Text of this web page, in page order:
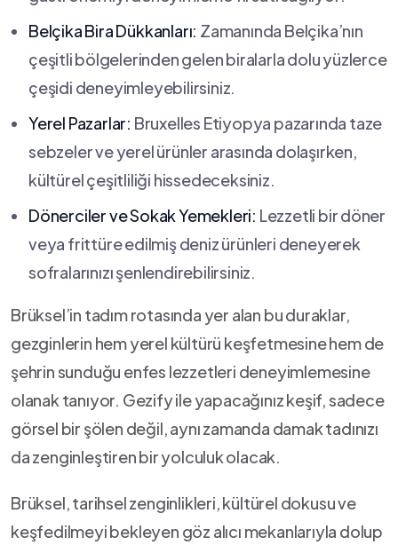
Belçika Bira Dükkanları: Zamanında Belçika’nın
çeşitli ⁢bölgelerinden gelen biralarla dolu yüzlerce
çeşidi deneyimleyebilirsiniz.
Yerel Pazarlar: Bruxelles Etiyopya pazarında taze⁢
sebzeler ve‌ yerel ürünler arasında dolaşırken,
kültürel çeşitliliği hissedeceksiniz.
Dönerciler ve Sokak Yemekleri: Lezzetli bir⁤ döner
veya frittüre edilmiş deniz ürünleri deneyerek
sofralarınızı şenlendirebilirsiniz.
Brüksel’in tadım rotasında yer alan bu duraklar,
gezginlerin hem yerel kültürü keşfetmesine hem de
şehrin sunduğu enfes lezzetleri deneyimlemesine
olanak tanıyor. Gezify ile yapacağınız keşif, sadece
görsel bir şölen değil, aynı zamanda damak tadınızı
da zenginleştiren bir ⁣yolculuk ⁤olacak.
Brüksel,​ tarihsel zenginlikleri, kültürel dokusu ​ve
keşfedilmeyi bekleyen göz alıcı mekanlarıyla dolup